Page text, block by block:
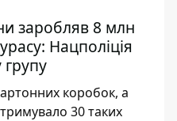
заробляв 8 млн
Нацполіція
коробок, а
30 таких